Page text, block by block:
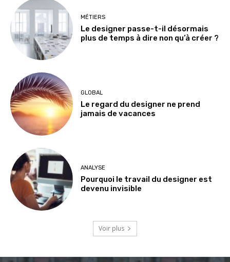
MÉTIERS
Le designer passe-t-il désormais
plus de temps à dire non qu’à créer ?
GLOBAL
Le regard du designer ne prend
jamais de vacances
ANALYSE
Pourquoi le travail du designer est
devenu invisible
Voir plus